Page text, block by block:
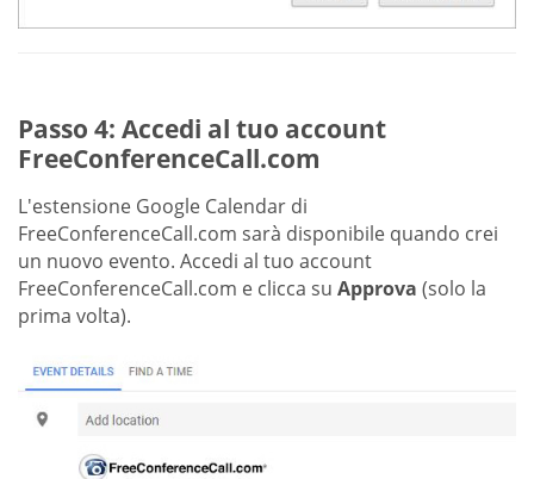
Passo 4: Accedi al tuo account
FreeConferenceCall.com
L'estensione Google Calendar di
FreeConferenceCall.com sarà disponibile quando crei
un nuovo evento. Accedi al tuo account
FreeConferenceCall.com e clicca su Approva (solo la
prima volta).